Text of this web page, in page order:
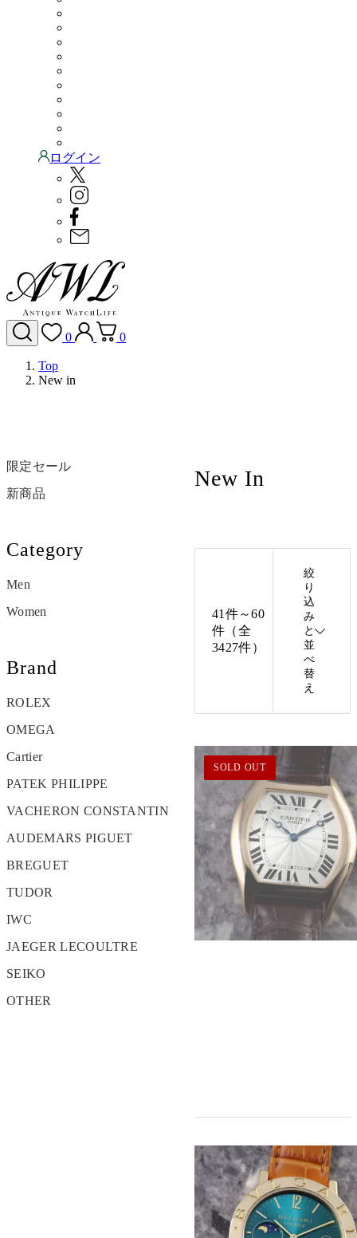
ログイン
0 0
Top
New in
New In
41件～60
件（全
3427件）
絞
り
込
み
と
並
べ
替
え
SOLD OUT
限定セール
新商品
Category
Men
Women
Brand
ROLEX
OMEGA
Cartier
PATEK PHILIPPE
VACHERON CONSTANTIN
AUDEMARS PIGUET
BREGUET
TUDOR
IWC
JAEGER LECOULTRE
SEIKO
OTHER